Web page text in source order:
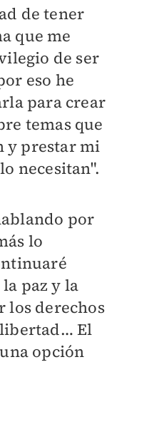
de tener
que me
de ser
eso he
para crear
temas que
y prestar mi
necesitan".
por
lo
paz y la
los derechos
El
opción